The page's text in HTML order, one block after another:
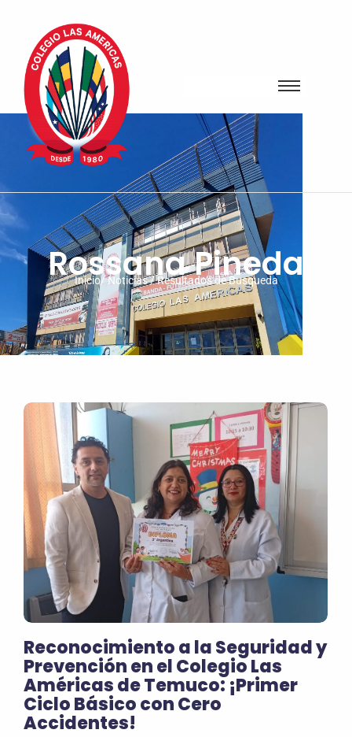
Rossana Pineda
Inicio/ Noticias / Resultados de Busqueda
Reconocimiento a la Seguridad y
Prevención en el Colegio Las
Américas de Temuco: ¡Primer
Ciclo Básico con Cero
Accidentes!